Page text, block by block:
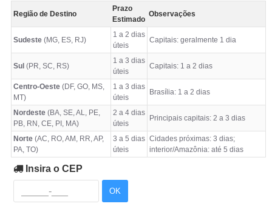
Região de Destino
Prazo
Estimado
Observações
Sudeste (MG, ES, RJ)
1 a 2 dias
úteis
Capitais: geralmente 1 dia
Sul (PR, SC, RS)
1 a 3 dias
úteis
Capitais: 1 a 2 dias
Centro-Oeste (DF, GO, MS,
MT)
1 a 3 dias
úteis
Brasília: 1 a 2 dias
Nordeste (BA, SE, AL, PE,
PB, RN, CE, PI, MA)
2 a 4 dias
úteis
Principais capitais: 2 a 3 dias
Norte (AC, RO, AM, RR, AP,
PA, TO)
3 a 5 dias
úteis
Cidades próximas: 3 dias;
interior/Amazônia: até 5 dias
Insira o CEP
OK